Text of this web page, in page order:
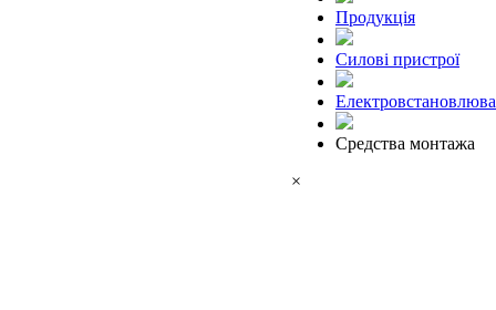
Продукцiя
Силові пристрої
Средства монтажа
×